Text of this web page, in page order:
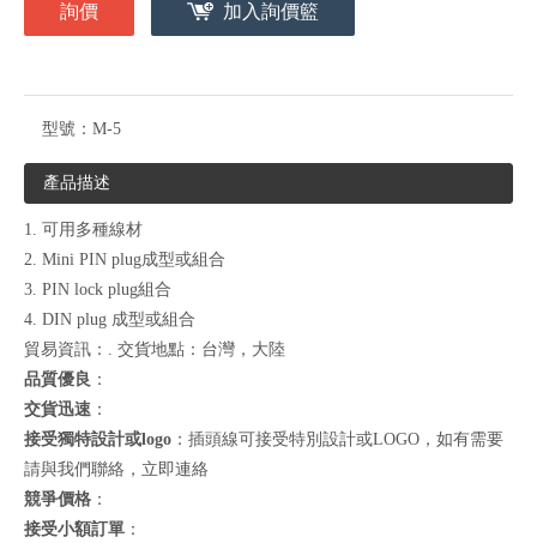
詢價 加入詢價籃
型號： M-5
產品描述
1. 可用多種線材
2. Mini PIN plug成型或組合
3. PIN lock plug組合
4. DIN plug 成型或組合
貿易資訊：. 交貨地點：台灣，大陸
品質優良 ：
交貨迅速 ：
接受獨特設計或logo ：插頭線可接受特別設計或LOGO，如有需要
請與我們聯絡， 立即連絡
競爭價格 ：
接受小額訂單 ：